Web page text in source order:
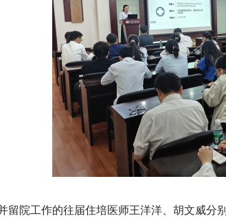
留院工作的往届住培医师王洋洋、胡文威分